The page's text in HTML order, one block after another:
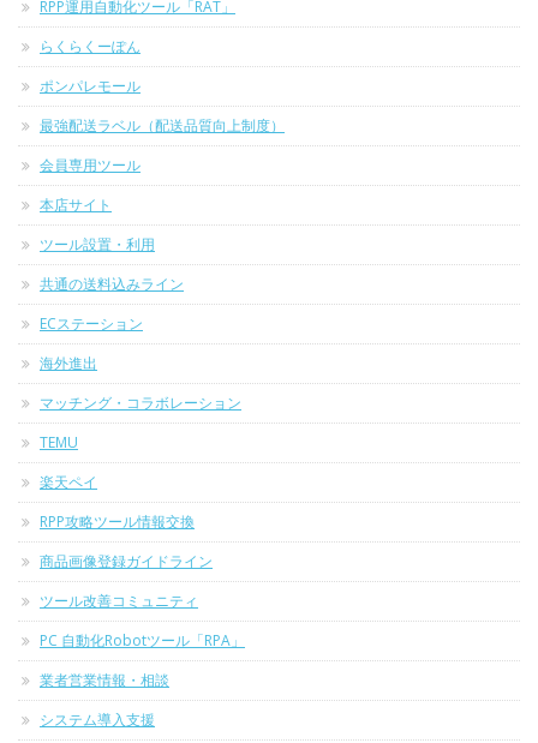
RPP運用自動化ツール「RAT」
らくらくーぽん
ポンパレモール
最強配送ラベル（配送品質向上制度）
会員専用ツール
本店サイト
ツール設置・利用
共通の送料込みライン
ECステーション
海外進出
マッチング・コラボレーション
TEMU
楽天ペイ
RPP攻略ツール情報交換
商品画像登録ガイドライン
ツール改善コミュニティ
PC 自動化Robotツール「RPA」
業者営業情報・相談
システム導入支援